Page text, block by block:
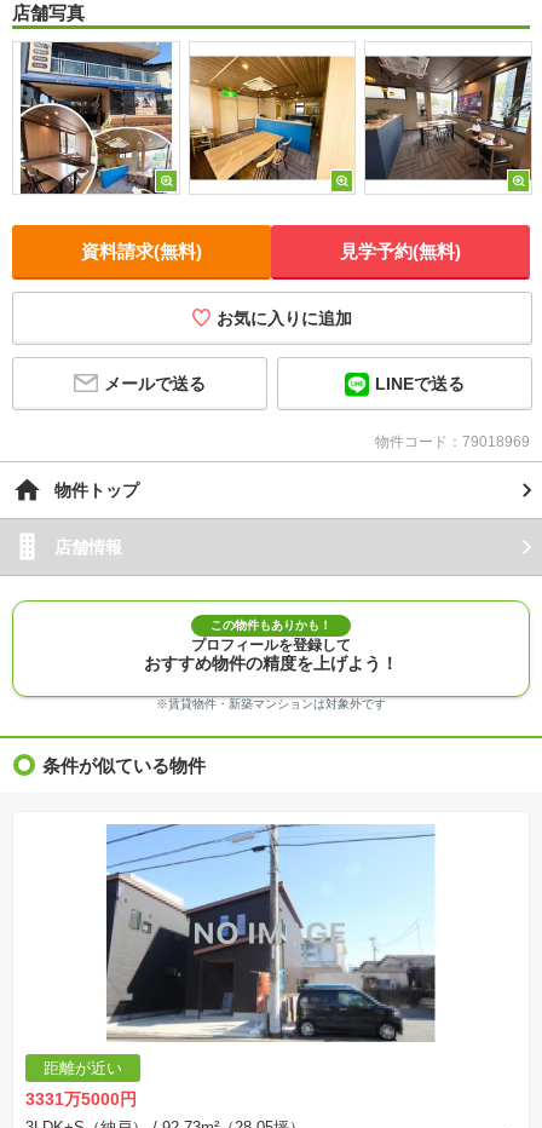
店舗写真
資料請求(無料) 見学予約(無料)
お気に入りに追加
メールで送る LINEで送る
物件コード：79018969
物件トップ
店舗情報
この物件もありかも！
プロフィールを登録して
おすすめ物件の精度を上げよう！
※賃貸物件・新築マンションは対象外です
条件が似ている物件
距離が近い
3331万5000円